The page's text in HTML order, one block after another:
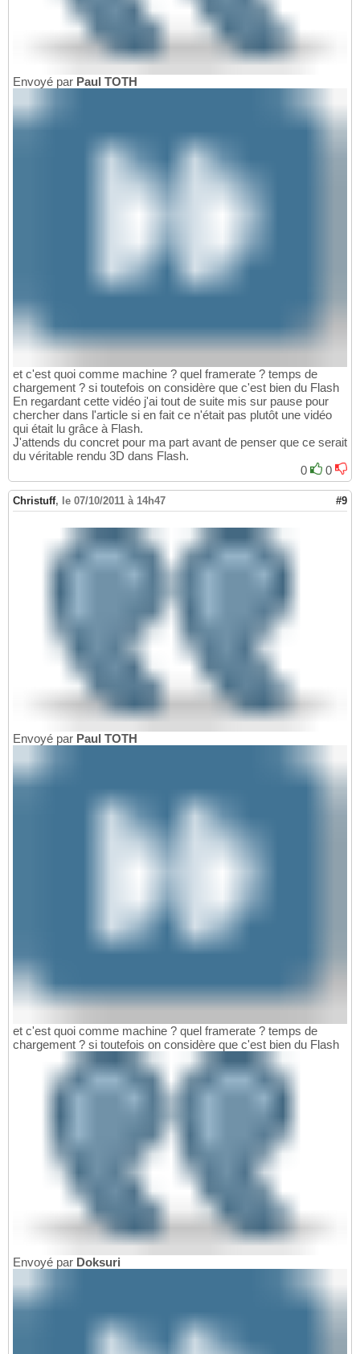
Envoyé par Paul TOTH
et c'est quoi comme machine ? quel framerate ? temps de
chargement ? si toutefois on considère que c'est bien du Flash
En regardant cette vidéo j'ai tout de suite mis sur pause pour
chercher dans l'article si en fait ce n'était pas plutôt une vidéo
qui était lu grâce à Flash.
J'attends du concret pour ma part avant de penser que ce serait
du véritable rendu 3D dans Flash.
0
0
Christuff, le 07/10/2011 à 14h47 #9
Envoyé par Paul TOTH
et c'est quoi comme machine ? quel framerate ? temps de
chargement ? si toutefois on considère que c'est bien du Flash
Envoyé par Doksuri